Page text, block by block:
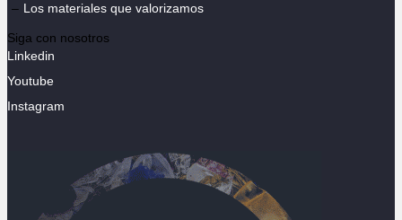
Los materiales que valorizamos
Siga con nosotros
Linkedin
Youtube
Instagram